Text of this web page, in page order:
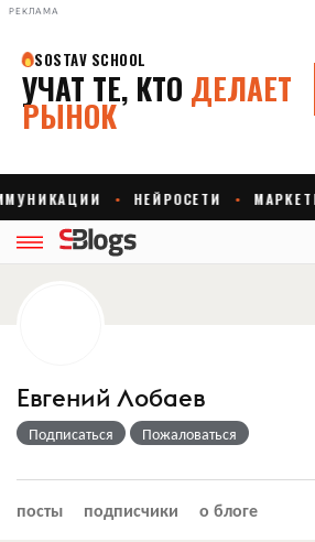
РЕКЛАМА
Евгений Лобаев
Подписаться Пожаловаться
посты подписчики о блоге